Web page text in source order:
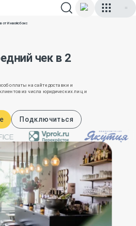
от Инвойсбокс
чек в 2
оплаты на сайте доставки и
из числа юридических лиц и
Подключиться